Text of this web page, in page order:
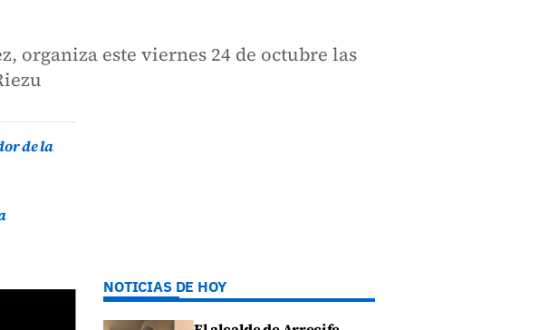
organiza este viernes 24 de octubre las
de la
NOTICIAS DE HOY